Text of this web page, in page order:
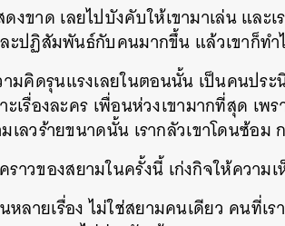
งขาด เลยไปบังคับให้เขามาเล่น และ
ะปฏิสัมพันธ์กับคนมากขึ้น แล้วเขาก็ทำ
ามคิดรุนแรงเลยในตอนนั้น เป็นคนปร
เรื่องละคร เพื่อนห่วงเขามากที่สุด เพ
ลวร้ายขนาดนั้น เรากลัวเขาโดนซ้อม
าวของสยามในครั้งนี้ เก่งกิจให้ความเ
นหลายเรื่อง ไม่ใช่สยามคนเดียว คน